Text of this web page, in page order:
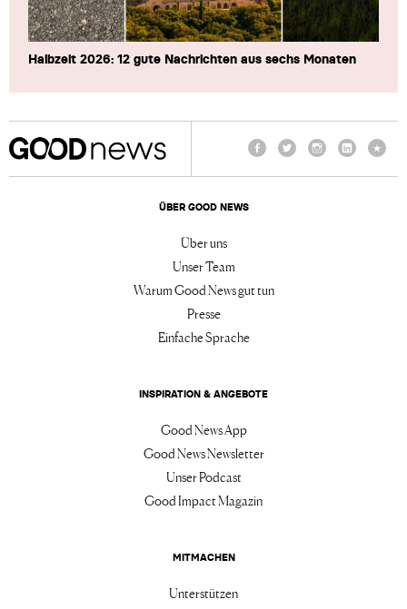
Halbzeit 2026: 12 gute Nachrichten aus sechs Monaten
ÜBER GOOD NEWS
Über uns
Unser Team
Warum Good News gut tun
Presse
Einfache Sprache
INSPIRATION & ANGEBOTE
Good News App
Good News Newsletter
Unser Podcast
Good Impact Magazin
MITMACHEN
Unterstützen